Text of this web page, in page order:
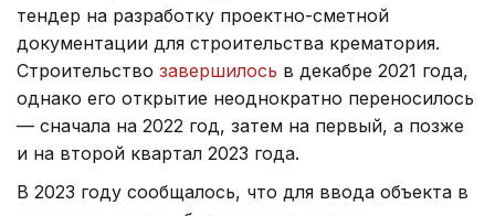
тендер на разработку проектно-сметной
документации для строительства крематория.
Строительство завершилось в декабре 2021 года,
однако его открытие неоднократно переносилось
— сначала на 2022 год, затем на первый, а позже
и на второй квартал 2023 года.
В 2023 году сообщалось, что для ввода объекта в